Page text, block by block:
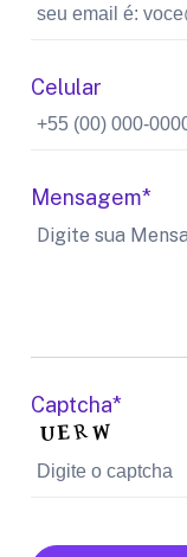
Celular
Mensagem*
Captcha*